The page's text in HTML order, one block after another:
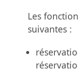
Les
suivantes :